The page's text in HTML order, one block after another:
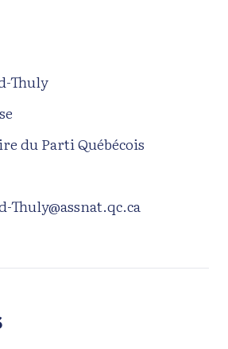
Thuly
du Parti Québécois
Thuly@assnat.qc.ca